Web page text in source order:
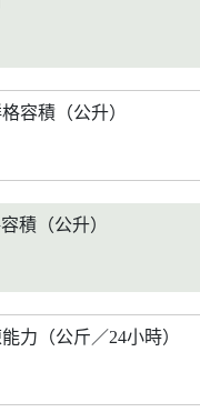
容積（公升）
積（公升）
力（公斤／24小時）